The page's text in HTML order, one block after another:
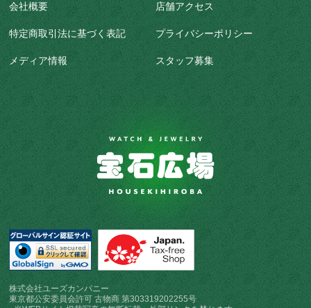
会社概要 店舗アクセス
特定商取引法に基づく表記 プライバシーポリシー
メディア情報 スタッフ募集
株式会社ユーズカンパニー
東京都公安委員会許可 古物商 第303319202255号